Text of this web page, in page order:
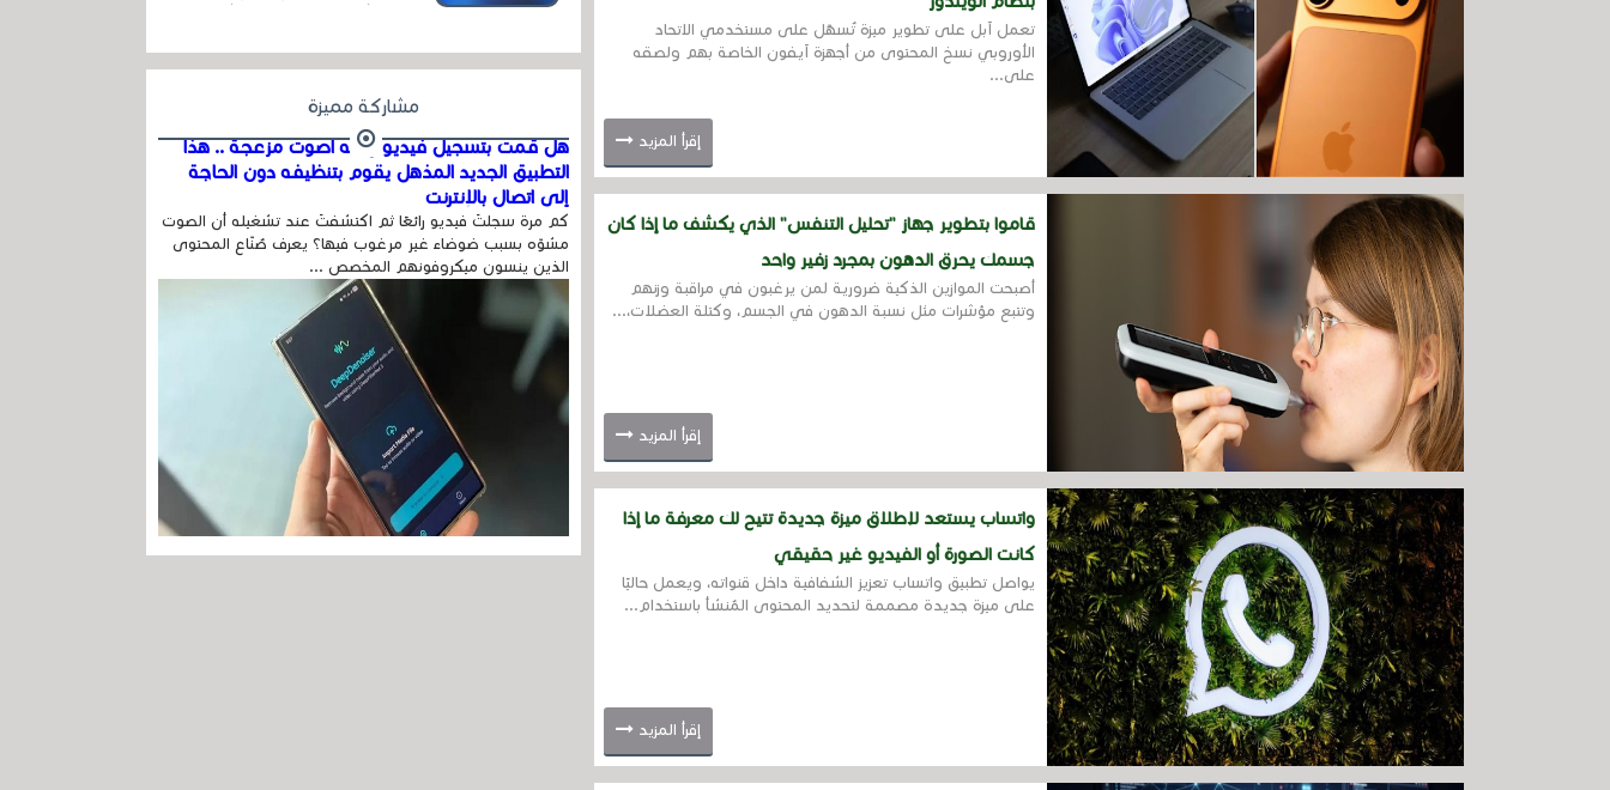
تعمل آبل على تطوير ميزة تُسهّل على مستخدمي الاتحاد
الأوروبي نسخ المحتوى من أجهزة آيفون الخاصة بهم ولصقه
على...
إقرأ المزيد
قاموا بتطوير جهاز "تحليل التنفس" الذي يكشف ما إذا كان
جسمك يحرق الدهون بمجرد زفير واحد
أصبحت الموازين الذكية ضرورية لمن يرغبون في مراقبة وزنهم
وتتبع مؤشرات مثل نسبة الدهون في الجسم، وكتلة العضلات،...
إقرأ المزيد
واتساب يستعد لإطلاق ميزة جديدة تتيح لك معرفة ما إذا
كانت الصورة أو الفيديو غير حقيقي
يواصل تطبيق واتساب تعزيز الشفافية داخل قنواته، ويعمل حاليًا
على ميزة جديدة مصممة لتحديد المحتوى المُنشأ باستخدام...
إقرأ المزيد
في...
مشاركة مميزة
هل قمت بتسجيل فيديو وفيه أصوت مزعجة .. هذا
التطبيق الجديد المذهل يقوم بتنظيفه دون الحاجة
إلى اتصال بالإنترنت
كم مرة سجلتَ فيديو رائعًا ثم اكتشفتَ عند تشغيله أن الصوت
مشوّه بسبب ضوضاء غير مرغوب فيها؟ يعرف صُنّاع المحتوى
الذين ينسون ميكروفونهم المخصص ...